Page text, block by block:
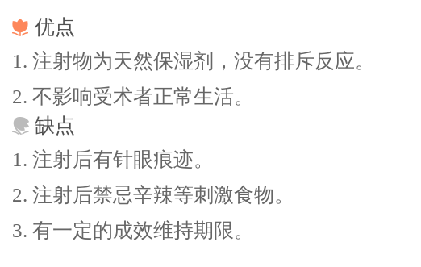
优点
1. 注射物为天然保湿剂，没有排斥反应。
2. 不影响受术者正常生活。
缺点
1. 注射后有针眼痕迹。
2. 注射后禁忌辛辣等刺激食物。
3. 有一定的成效维持期限。